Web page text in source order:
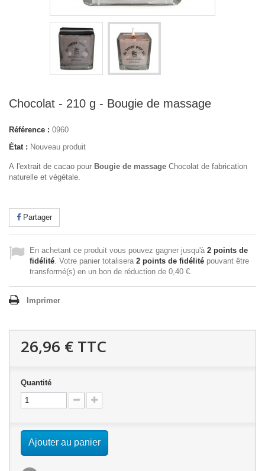
Chocolat - 210 g - Bougie de massage
Référence : 0960
État : Nouveau produit
A l'extrait de cacao pour Bougie de massage Chocolat de fabrication
naturelle et végétale.
Partager
En achetant ce produit vous pouvez gagner jusqu'à 2 points de
fidélité. Votre panier totalisera 2 points de fidélité pouvant être
transformé(s) en un bon de réduction de 0,40 €.
Imprimer
26,96 € TTC
Quantité
Ajouter au panier